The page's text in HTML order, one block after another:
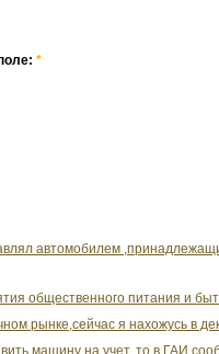
*
автомобилем
общественного питания и
рынке,сейчас я нахожусь в
машину на учет, то в ГАИ